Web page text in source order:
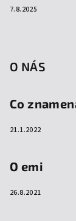
7.8.2025
O NÁS
Co
21.1.2022
O emi
26.8.2021